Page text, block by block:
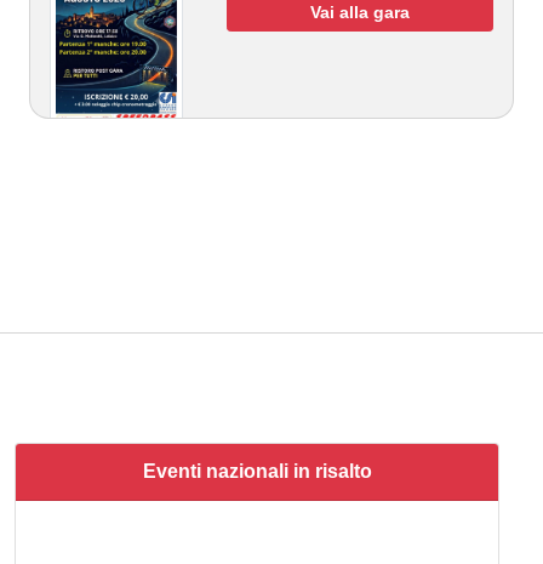
Vai alla gara
Eventi nazionali in risalto